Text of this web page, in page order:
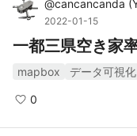
@cancancanda (
2022-01-15
一都三県空き家
mapbox データ可視化
0